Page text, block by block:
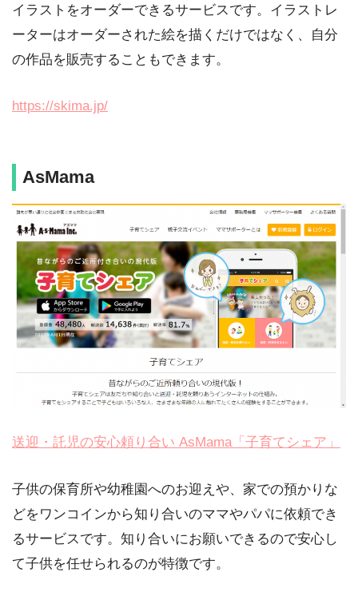
イラストをオーダーできるサービスです。イラストレ
ーターはオーダーされた絵を描くだけではなく、自分
の作品を販売することもできます。
https://skima.jp/
AsMama
送迎・託児の安心頼り合い AsMama「子育てシェア」
子供の保育所や幼稚園へのお迎えや、家での預かりな
どをワンコインから知り合いのママやパパに依頼でき
るサービスです。知り合いにお願いできるので安心し
て子供を任せられるのが特徴です。